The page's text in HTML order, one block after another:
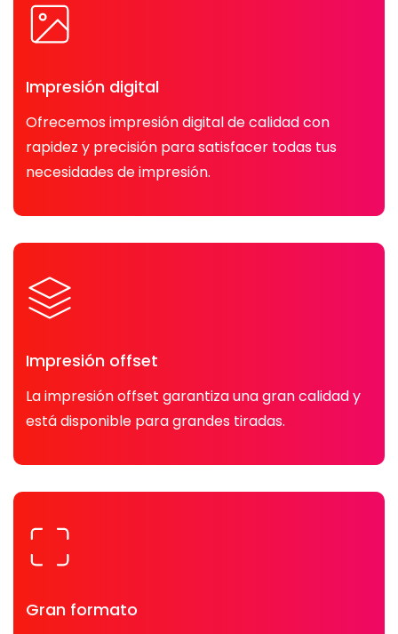
Impresión digital
Ofrecemos impresión digital de calidad con
rapidez y precisión para satisfacer todas tus
necesidades de impresión.
Impresión offset
La impresión offset garantiza una gran calidad y
está disponible para grandes tiradas.
Gran formato